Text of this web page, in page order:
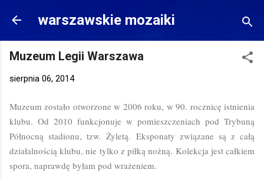
Przejdź do głównej zawartości
warszawskie mozaiki
Muzeum Legii Warszawa
sierpnia 06, 2014
Muzeum zostało otworzone w 2006 roku, w 90. rocznicę istnienia
klubu. Od 2010 funkcjonuje w pomieszczeniach pod Trybuną
Północną stadionu, tzw. Żyletą. Eksponaty związane są z całą
działalnością klubu, nie tylko z piłką nożną. Kolekcja jest całkiem
spora, naprawdę byłam pod wrażeniem.